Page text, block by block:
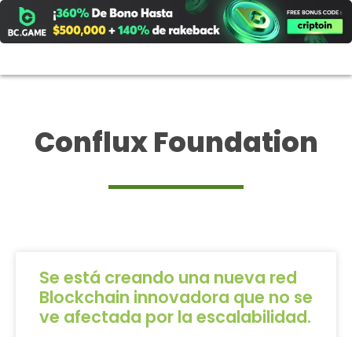
al
contenido
Conflux Foundation
Se está creando una nueva red
Blockchain innovadora que no se
ve afectada por la escalabilidad.